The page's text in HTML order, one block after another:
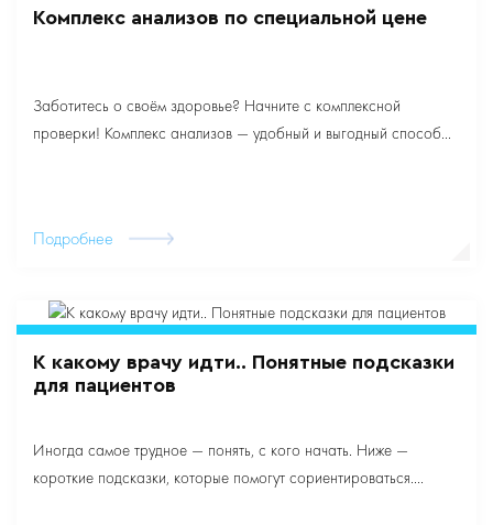
Комплекс анализов по специальной цене
Заботитесь о своём здоровье? Начните с комплексной
проверки! Комплекс анализов — удобный и выгодный способ...
Подробнее
К какому врачу идти.. Понятные подсказки
для пациентов
Иногда самое трудное — понять, с кого начать. Ниже —
короткие подсказки, которые помогут сориентироваться....